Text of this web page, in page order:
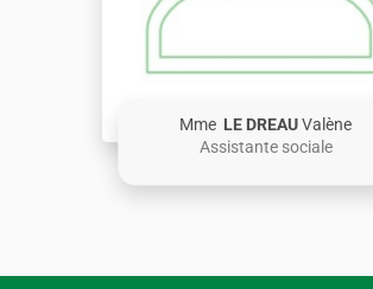
Mme LE DREAUValène
Assistante sociale